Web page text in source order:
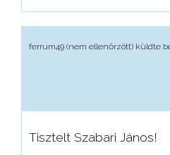
ferrum49 (nem ellenőrzött)küldte be
Tisztelt Szabari János!